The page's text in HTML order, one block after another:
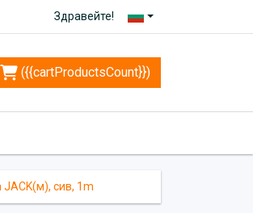
Здравейте!
({{cartProductsCount}})
сив, 1m